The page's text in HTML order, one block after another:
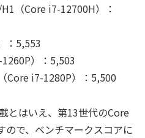
（Core i7-12700H）：
：5,553
）：5,503
Core i7-1280P）：5,500
とはいえ、第13世代のCore
で、ベンチマークスコアに